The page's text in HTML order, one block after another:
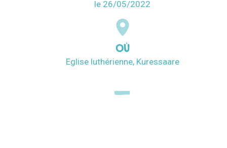
le 26/05/2022
OÙ
Eglise luthérienne, Kuressaare